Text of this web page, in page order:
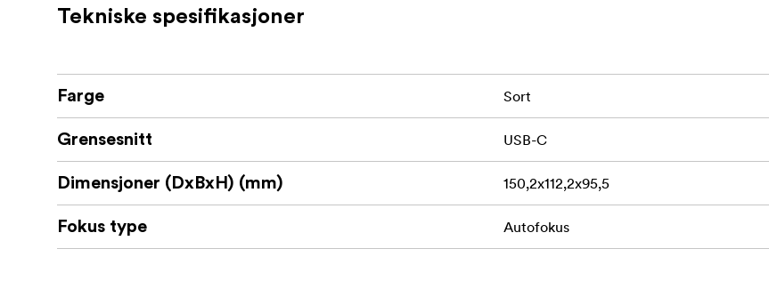
40 % resirkulerte materialer. Det klassiske Polaroid-utseendet du kjenner og elsker, nå laget av mer
Tekniske spesifikasjoner:
Oppgradert autofokussystem med to linser.
Innebygd stativfeste.
Tekniske spesifikasjoner
Farge Sort
Grensesnitt USB-C
Dimensjoner (DxBxH) (mm) 150,2x112,2x95,5
Fokus type Autofokus